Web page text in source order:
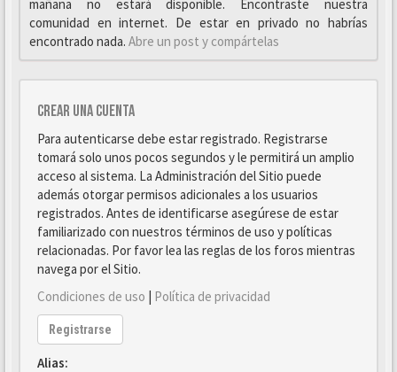
mañana no estará disponible. Encontraste nuestra
comunidad en internet. De estar en privado no habrías
encontrado nada. Abre un post y compártelas
Crear una cuenta
Para autenticarse debe estar registrado. Registrarse
tomará solo unos pocos segundos y le permitirá un amplio
acceso al sistema. La Administración del Sitio puede
además otorgar permisos adicionales a los usuarios
registrados. Antes de identificarse asegúrese de estar
familiarizado con nuestros términos de uso y políticas
relacionadas. Por favor lea las reglas de los foros mientras
navega por el Sitio.
Condiciones de uso | Política de privacidad
Registrarse
Alias: